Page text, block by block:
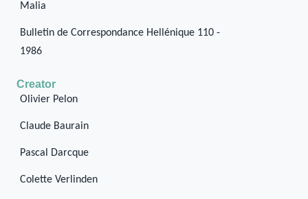
Malia
Bulletin de Correspondance Hellénique 110 -
1986
Creator
Olivier Pelon
Claude Baurain
Pascal Darcque
Colette Verlinden